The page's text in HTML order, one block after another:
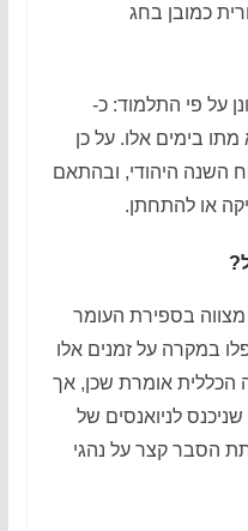
כמובן בחג
על פי התלמוד: כ-
מתו בימים אלו. על כן
השנה היהודי, ובהתאם
או להתחתן.
בספירת העומר
במקרה על זמנים אלו
אומרת שכן, אך
לניואנסים של
הסבר קצר על נהגי